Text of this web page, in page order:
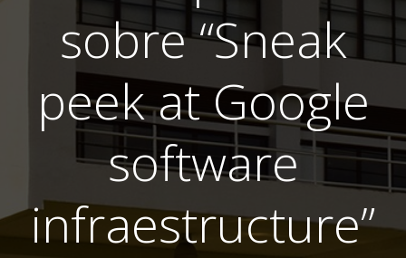
sobre “Sneak
peek at Google
software
infraestructure”